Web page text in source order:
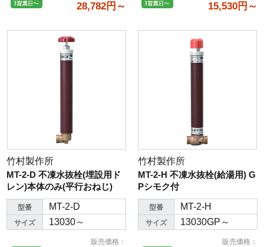
28,782円～ 15,530円～
竹村製作所
MT-2-D 不凍水抜栓(埋設用ド
レン)本体のみ(平行おねじ)
型番 MT-2-D
サイズ 13030～
販売価格 ：
竹村製作所
MT-2-H 不凍水抜栓(給湯用) G
Pシモク付
型番 MT-2-H
サイズ 13030GP～
販売価格 ：